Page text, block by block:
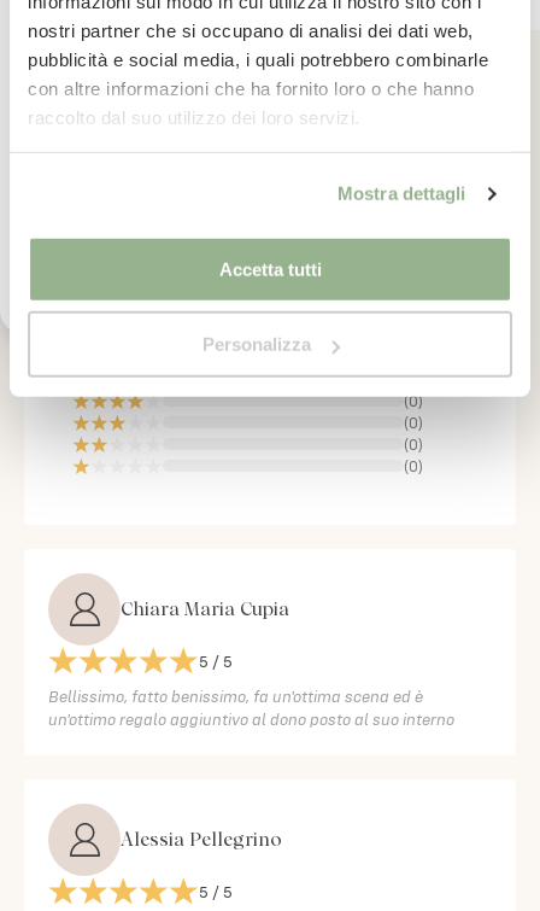
nostri partner che si occupano di analisi dei dati web,
pubblicità e social media, i quali potrebbero combinarle
con altre informazioni che ha fornito loro o che hanno
raccolto dal suo utilizzo dei loro servizi.
Mostra dettagli
Accetta tutti
Personalizza
Vogliamo dirvi grazie
Valutazione e recensioni
5
(2recensioni)
(2)
(0)
(0)
(0)
(0)
Chiara Maria Cupia
5 / 5
Bellissimo, fatto benissimo, fa un'ottima scena ed è
un'ottimo regalo aggiuntivo al dono posto al suo interno
Alessia Pellegrino
5 / 5
La tua email
Iscrivimi
vostra Privacy Policy ed acconsento al
comunicazioni tramite newsletter.